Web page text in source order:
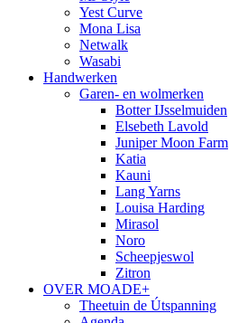
Yest Curve
Mona Lisa
Netwalk
Wasabi
Handwerken
Garen- en wolmerken
Botter IJsselmuiden
Elsebeth Lavold
Juniper Moon Farm
Katia
Kauni
Lang Yarns
Louisa Harding
Mirasol
Noro
Scheepjeswol
Zitron
OVER MOADE+
Theetuin de Útspanning